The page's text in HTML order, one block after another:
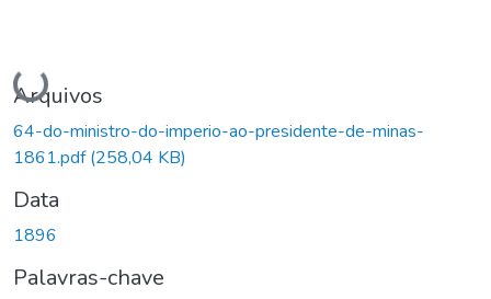
Carregando...
Arquivos
64-do-ministro-do-imperio-ao-presidente-de-minas-
1861.pdf(258,04 KB)
Data
1896
Palavras-chave